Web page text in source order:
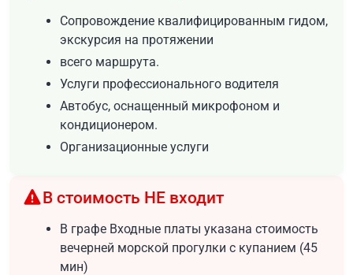
Сопровождение квалифицированным гидом,
экскурсия на протяжении
всего маршрута.
Услуги профессионального водителя
Автобус, оснащенный микрофоном и
кондиционером.
Организационные услуги
В стоимость НЕ входит
В графе Входные платы указана стоимость
вечерней морской прогулки с купанием (45
мин)